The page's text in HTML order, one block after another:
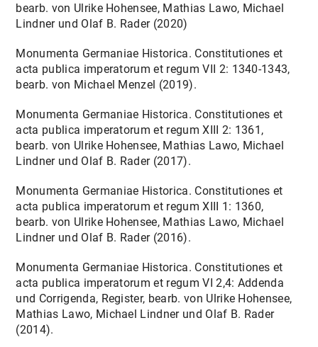
bearb. von Ulrike Hohensee, Mathias Lawo, Michael
Lindner und Olaf B. Rader (2020)
Monumenta Germaniae Historica. Constitutiones et
acta publica imperatorum et regum VII 2: 1340-1343,
bearb. von Michael Menzel (2019).
Monumenta Germaniae Historica. Constitutiones et
acta publica imperatorum et regum XIII 2: 1361,
bearb. von Ulrike Hohensee, Mathias Lawo, Michael
Lindner und Olaf B. Rader (2017).
Monumenta Germaniae Historica. Constitutiones et
acta publica imperatorum et regum XIII 1: 1360,
bearb. von Ulrike Hohensee, Mathias Lawo, Michael
Lindner und Olaf B. Rader (2016).
Monumenta Germaniae Historica. Constitutiones et
acta publica imperatorum et regum VI 2,4: Addenda
und Corrigenda, Register, bearb. von Ulrike Hohensee,
Mathias Lawo, Michael Lindner und Olaf B. Rader
(2014).